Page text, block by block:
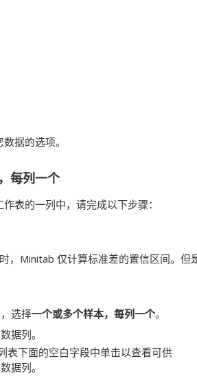
据的选项。
每列一个
表的一列中，请完成以下步骤：
，Minitab 仅计算标准差的置信区间。
选择一个或多个样本，每列一个。
据列。
表下面的空白字段中单击以查看可供
据列。